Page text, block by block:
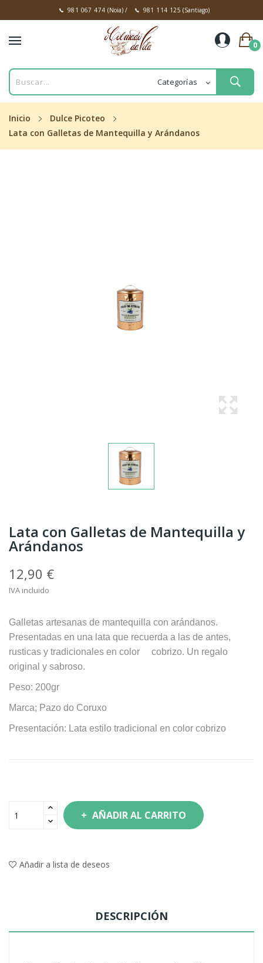
981 067 474 (Noia)/ 981 114 125 (Santiago)
0
Inicio
Dulce Picoteo
Lata con Galletas de Mantequilla y Arándanos
Lata con Galletas de Mantequilla y
Arándanos
12,90 €
IVA incluido
Galletas artesanas de mantequilla con arándanos.
Presentadas en una lata que recuerda a las de antes,
rusticas y tradicionales en color cobrizo. Un regalo
original y sabroso.
Peso: 200gr
Marca; Pazo do Coruxo
Presentación: Lata estilo tradicional en color cobrizo
AÑADIR AL CARRITO
Añadir a lista de deseos
DESCRIPCIÓN